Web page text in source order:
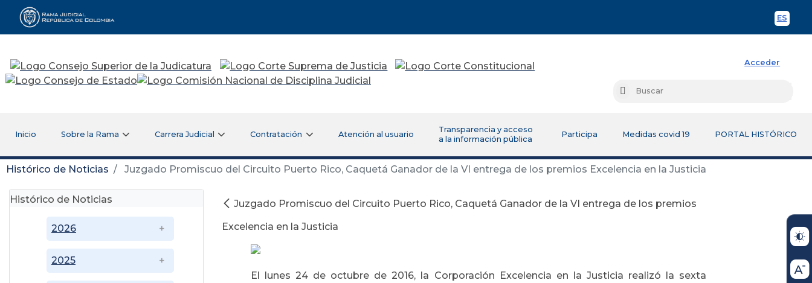
ES
Rama Judicial
Acceder
Buscar
Inicio Sobre la Rama Carrera Judicial Contratación Atención al usuario
Transparencia y acceso
a la información pública
Participa Medidas covid 19 PORTAL HISTÓRICO
Histórico de Noticias Juzgado Promiscuo del Circuito Puerto Rico, Caquetá Ganador de la VI entrega de los premios Excelencia en la Justicia
Histórico de Noticias
2025
2026
Juzgado Promiscuo del Circuito Puerto Rico, Caquetá Ganador de la VI entrega de los premios
Excelencia en la Justicia
El lunes 24 de octubre de 2016, la Corporación Excelencia en la Justicia realizó la sexta